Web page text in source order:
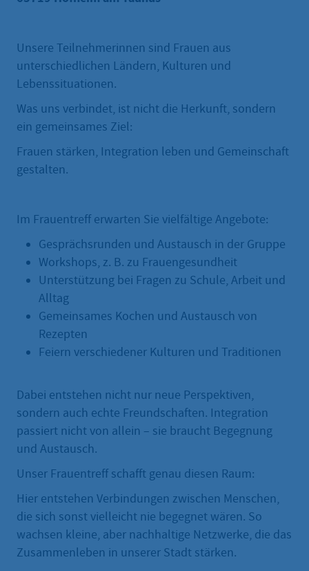
Unsere Teilnehmerinnen sind Frauen aus
unterschiedlichen Ländern, Kulturen und
Lebenssituationen.
Was uns verbindet, ist nicht die Herkunft, sondern
ein gemeinsames Ziel:
Frauen stärken, Integration leben und Gemeinschaft
gestalten.
Im Frauentreff erwarten Sie vielfältige Angebote:
Gesprächsrunden und Austausch in der Gruppe
Workshops, z. B. zu Frauengesundheit
Unterstützung bei Fragen zu Schule, Arbeit und
Alltag
Gemeinsames Kochen und Austausch von
Rezepten
Feiern verschiedener Kulturen und Traditionen
Dabei entstehen nicht nur neue Perspektiven,
sondern auch echte Freundschaften. Integration
passiert nicht von allein – sie braucht Begegnung
und Austausch.
Unser Frauentreff schafft genau diesen Raum:
Hier entstehen Verbindungen zwischen Menschen,
die sich sonst vielleicht nie begegnet wären. So
wachsen kleine, aber nachhaltige Netzwerke, die das
Zusammenleben in unserer Stadt stärken.